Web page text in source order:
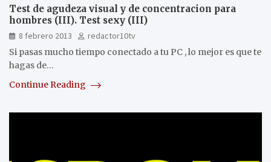
Test de agudeza visual y de concentracion para
hombres (III). Test sexy (III)
8 febrero 2013
redactor10tv
Si pasas mucho tiempo conectado a tu PC , lo mejor es que te
hagas de…
Continue Reading